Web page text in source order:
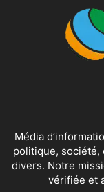
Média
politique, société,
divers. Notre
vérifiée et